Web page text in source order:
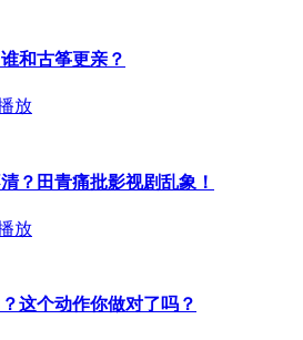
和古筝更亲？
放
？田青痛批影视剧乱象！
放
这个动作你做对了吗？